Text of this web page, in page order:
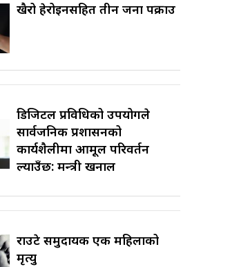
खैरो हेरोइनसहित तीन जना पक्राउ
डिजिटल प्रविधिको उपयोगले
सार्वजनिक प्रशासनको
कार्यशैलीमा आमूल परिवर्तन
ल्याउँछ: मन्त्री खनाल
राउटे समुदायकी एक महिलाको
मृत्यु